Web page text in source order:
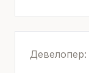
Девелопер: